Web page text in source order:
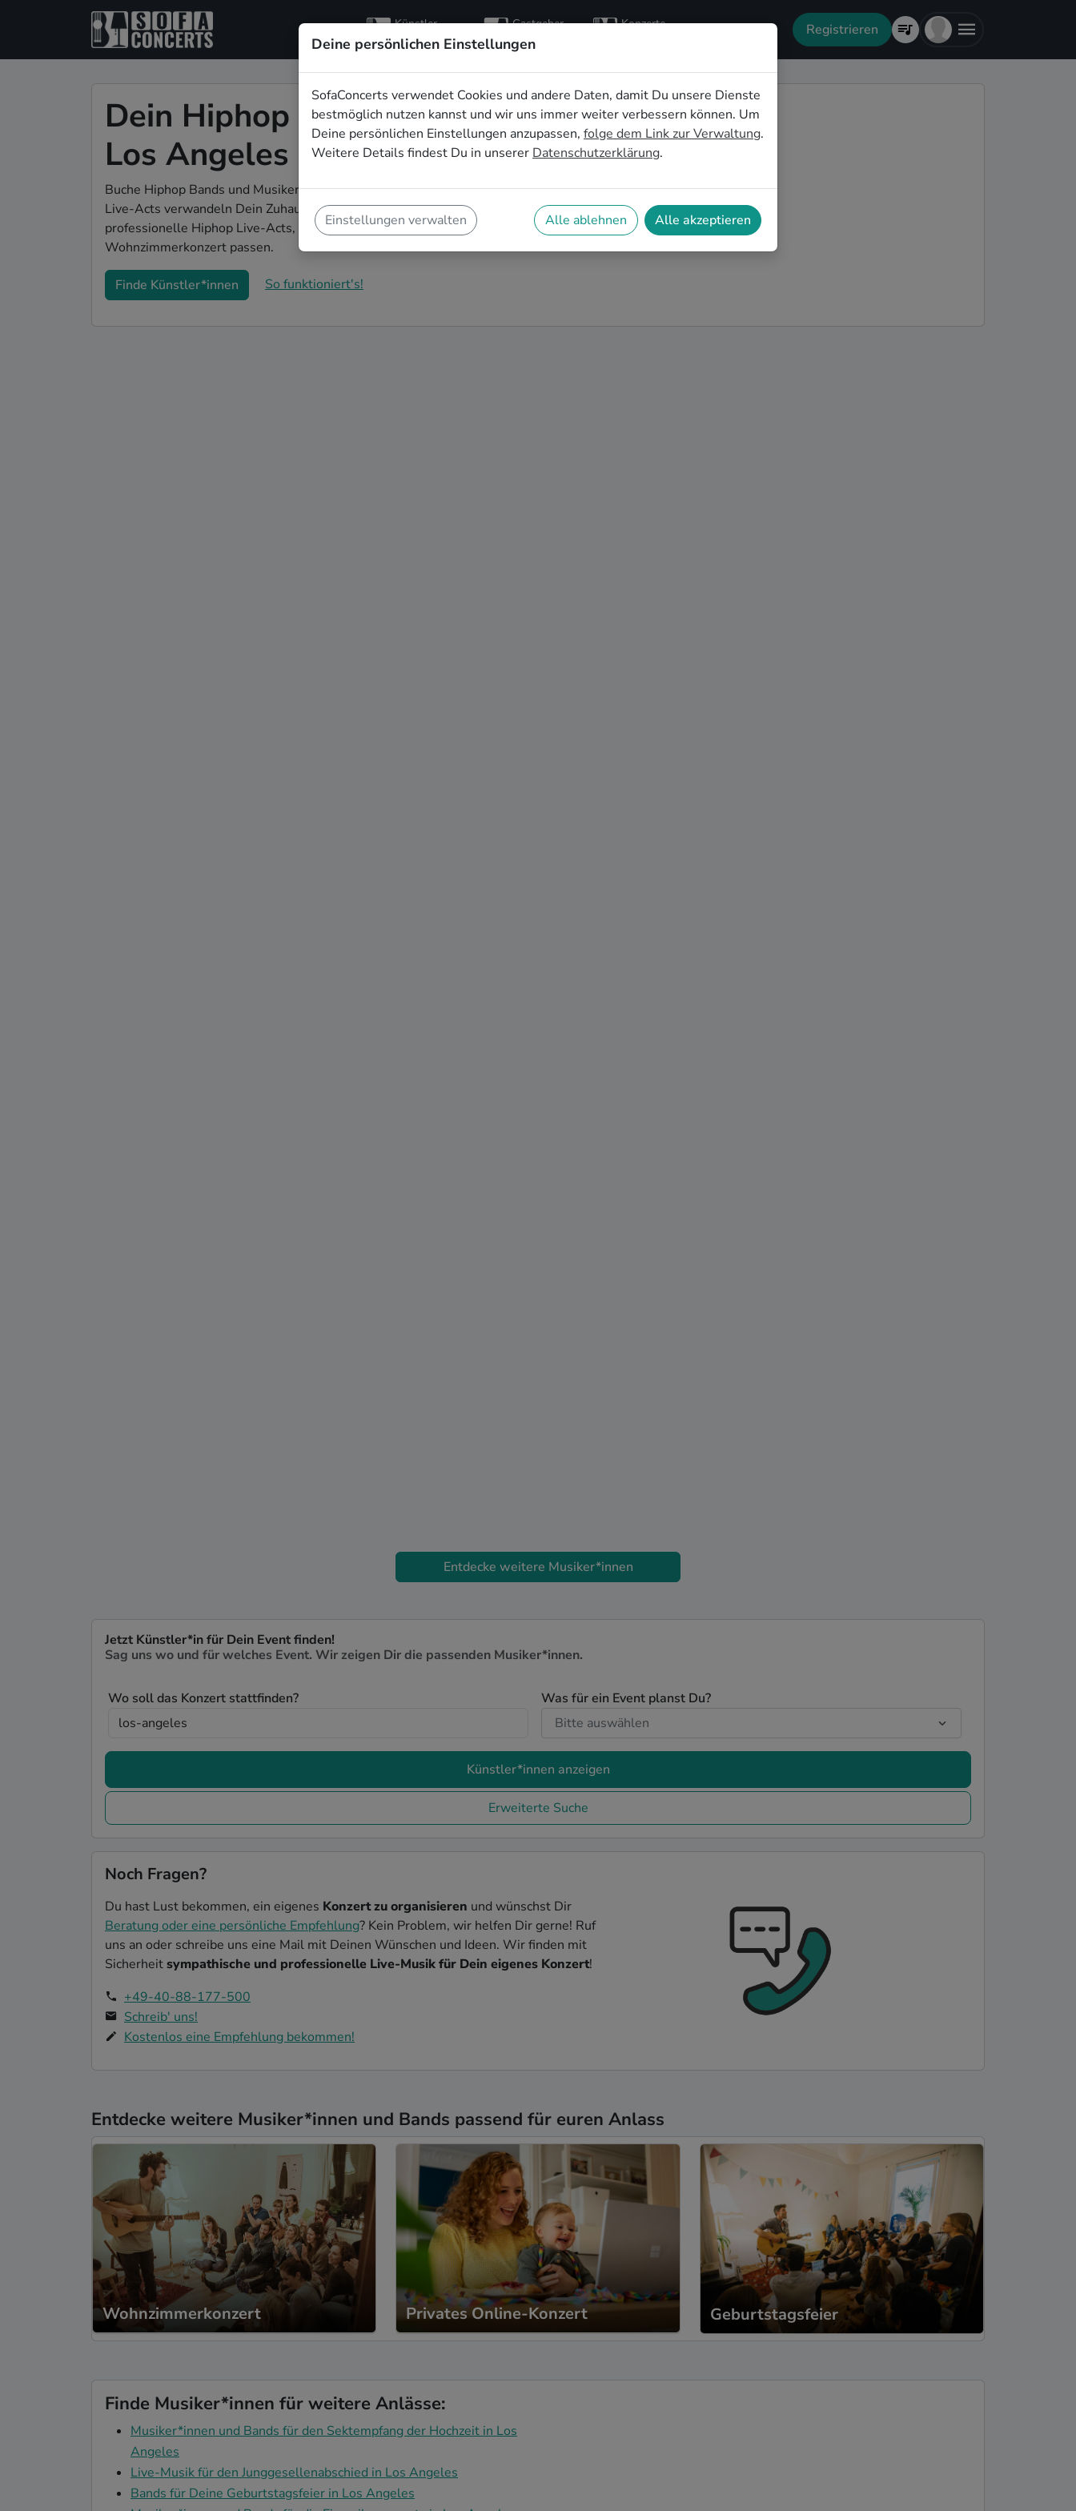
Künstler
entdecken
Gastgeber Konzerte Registrieren
Dein Hiphop Wohnzimmerkonzert in
Los Angeles
Buche Hiphop Bands und Musiker*innen für Dein Wohnzimmerkonzert in Los Angeles! Unsere
Live-Acts verwandeln Dein Zuhause zu Deiner ganz privaten Bühne. Auf SofaConcerts findest Du
professionelle Hiphop Live-Acts, die genau zu Deinen Vorstellungen und Deinem
Wohnzimmerkonzert passen.
Finde Künstler*innen So funktioniert's!
Entdecke weitere Musiker*innen
Jetzt Künstler*in für Dein Event finden!
Sag uns wo und für welches Event. Wir zeigen Dir die passenden Musiker*innen.
Wo soll das Konzert stattfinden? Was für ein Event planst Du?
Künstler*innen anzeigen
Erweiterte Suche
Noch Fragen?
Du hast Lust bekommen, ein eigenes Konzert zu organisieren und wünschst Dir
Beratung oder eine persönliche Empfehlung? Kein Problem, wir helfen Dir gerne! Ruf
uns an oder schreibe uns eine Mail mit Deinen Wünschen und Ideen. Wir finden mit
Sicherheitsympathische und professionelle Live-Musik für Dein eigenes Konzert!
+49-40-88-177-500
Schreib' uns!
Kostenlos eine Empfehlung bekommen!
Entdecke weitere Musiker*innen und Bands passend für euren Anlass
Wohnzimmerkonzert Privates Online-Konzert Geburtstagsfeier
Finde Musiker*innen für weitere Anlässe:
Musiker*innen und Bands für den Sektempfang der Hochzeit in Los
Angeles
Live-Musik für den Junggesellenabschied in Los Angeles
Bands für Deine Geburtstagsfeier in Los Angeles
Deine persönlichen Einstellungen
SofaConcerts verwendet Cookies und andere Daten, damit Du unsere Dienste
bestmöglich nutzen kannst und wir uns immer weiter verbessern können. Um
Deine persönlichen Einstellungen anzupassen, folge dem Link zur Verwaltung.
Weitere Details findest Du in unserer Datenschutzerklärung.
Einstellungen verwalten Alle ablehnen Alle akzeptieren